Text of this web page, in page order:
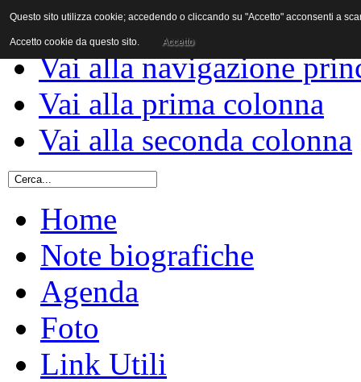
Vai al contenuto
Vai alla navigazione
Vai alla prima colonna
Vai alla seconda colonna
Home
Note biografiche
Agenda
Foto
Link Utili
Questo sito utilizza cookie; accedendo o cliccando su "Accetto" acconsenti a
Accetto cookie da questo sito. Accetto